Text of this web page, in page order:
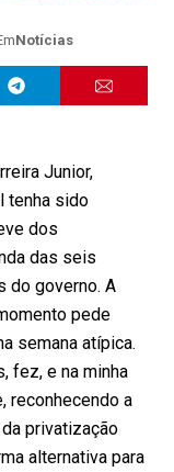
Notícias
Junior,
tenha sido
dos
das seis
do governo. A
pede
semana atípica.
fez, e na minha
reconhecendo a
privatização
alternativa para